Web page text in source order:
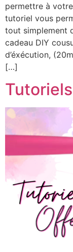
permettre à
tutoriel vous
tout simplement
cadeau DIY
d’éxécution,
[…]